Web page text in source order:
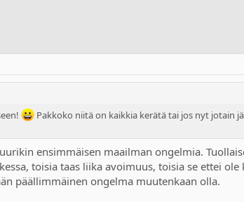
Pakkoko niitä on kaikkia kerätä tai jos nyt jotain
ensimmäisen maailman ongelmia.
toisia taas liika avoimuus, toisia se ettei
päällimmäinen ongelma muutenkaan olla.